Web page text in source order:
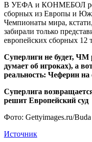
В УЕФА и КОНМЕБОЛ
сборных из Европы и
Чемпионаты мира,
забирали только
европейских сборных 12
Суперлиги не будет,
думает об игроках), а
реальность: Чеферин на
Суперлига
решит Европейский суд
Фото: Gettyimages.ru/
Источник